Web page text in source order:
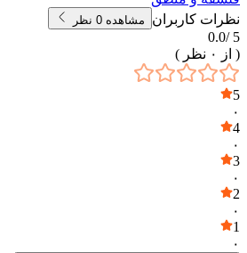
نظرات کاربران
مشاهده 0 نظر
5 /
0.0
( از
۰ نظر )
5
۰
4
۰
3
۰
2
۰
1
۰